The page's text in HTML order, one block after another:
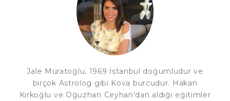
Jale Muratoğlu, 1969 İstanbul doğumludur ve
birçok Astrolog gibi Kova burcudur. Hakan
Kırkoğlu ve Oğuzhan Ceyhan'dan aldığı eğitimler